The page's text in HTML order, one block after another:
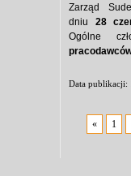
Zarząd
dniu
28
Ogólne
Data publikacji:
« 1